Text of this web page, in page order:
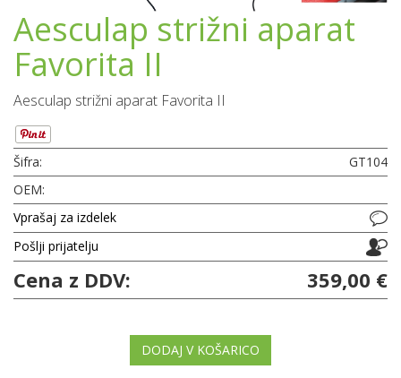
Aesculap strižni aparat
Favorita II
Aesculap strižni aparat Favorita II
Šifra:
GT104
OEM:
Vprašaj za izdelek
Pošlji prijatelju
Cena z DDV: 359,00 €
DODAJ V KOŠARICO